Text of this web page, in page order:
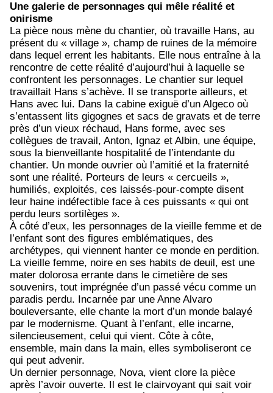
Une galerie de personnages qui mêle réalité et
onirisme
La pièce nous mène du chantier, où travaille Hans, au
présent du « village », champ de ruines de la mémoire
dans lequel errent les habitants. Elle nous entraîne à la
rencontre de cette réalité d’aujourd’hui à laquelle se
confrontent les personnages. Le chantier sur lequel
travaillait Hans s’achève. Il se transporte ailleurs, et
Hans avec lui. Dans la cabine exiguë d’un Algeco où
s’entassent lits gigognes et sacs de gravats et de terre
près d’un vieux réchaud, Hans forme, avec ses
collègues de travail, Anton, Ignaz et Albin, une équipe,
sous la bienveillante hospitalité de l’intendante du
chantier. Un monde ouvrier où l’amitié et la fraternité
sont une réalité. Porteurs de leurs « cercueils »,
humiliés, exploités, ces laissés-pour-compte disent
leur haine indéfectible face à ces puissants « qui ont
perdu leurs sortilèges ».
À côté d’eux, les personnages de la vieille femme et de
l’enfant sont des figures emblématiques, des
archétypes, qui viennent hanter ce monde en perdition.
La vieille femme, noire en ses habits de deuil, est une
mater dolorosa errante dans le cimetière de ses
souvenirs, tout imprégnée d’un passé vécu comme un
paradis perdu. Incarnée par une Anne Alvaro
bouleversante, elle chante la mort d’un monde balayé
par le modernisme. Quant à l’enfant, elle incarne,
silencieusement, celui qui vient. Côte à côte,
ensemble, main dans la main, elles symboliseront ce
qui peut advenir.
Un dernier personnage, Nova, vient clore la pièce
après l’avoir ouverte. Il est le clairvoyant qui sait voir